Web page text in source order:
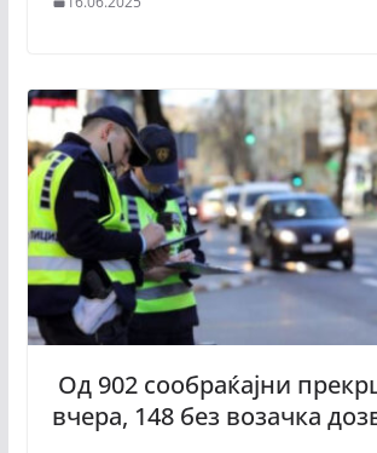
Од 902 сообраќајни
вчера, 148 без возачка